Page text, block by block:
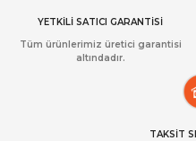
YETKİLİ SATICI GARANTİSİ
Tüm ürünlerimiz üretici garantisi
altındadır.
TAKSİT